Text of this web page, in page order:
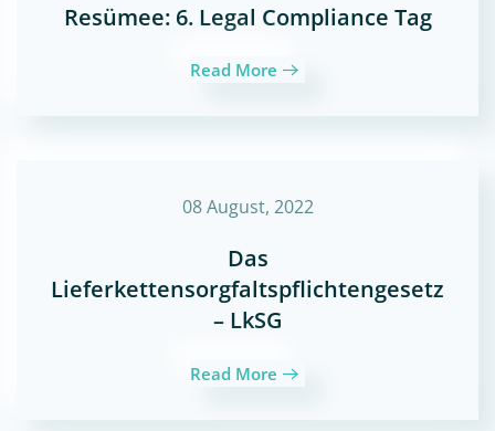
Resümee: 6. Legal Compliance Tag
Read More
08 August, 2022
Das
Lieferkettensorgfaltspflichtengesetz
– LkSG
Read More